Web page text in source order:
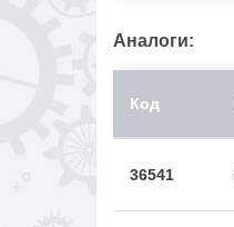
Аналоги:
Код
36541